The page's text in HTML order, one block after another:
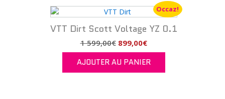
être
choisies
sur
page
produit
759,00€.590,00€.
Occaz!
VTT Dirt Scott Voltage YZ 0.1
1 599,00€ Le
prix
initial
était :
899,00€Le
prix
actuel
est :
AJOUTER AU PANIER